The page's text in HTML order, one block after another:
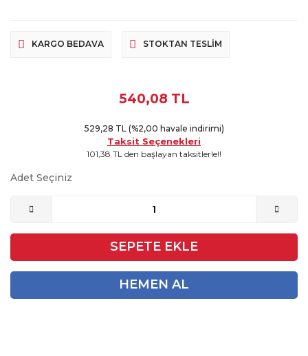
KARGO BEDAVA STOKTAN TESLIM
540,08 TL
529,28 TL (%2,00 havale indirimi)
Taksit Seçenekleri
101,38 TL den başlayan taksitlerle!!
Adet Seçiniz
SEPETE EKLE
HEMEN AL